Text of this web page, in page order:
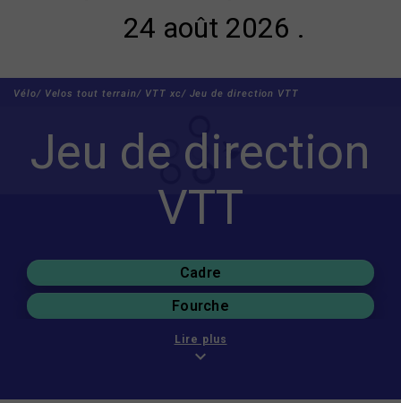
24 août 2026 .
Vélo/ Velos tout terrain/ VTT xc/ Jeu de direction VTT
Jeu de direction
VTT
Cadre
Fourche
Périphériques
Lire plus
expand_more